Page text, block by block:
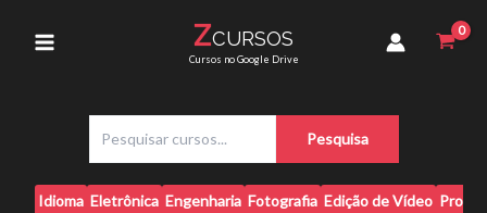
Menu
ZCURSOS
Cursos no Google Drive
s
q
Pesquisa
Idioma Eletrônica Engenharia Fotografia Edição de Vídeo
GSM